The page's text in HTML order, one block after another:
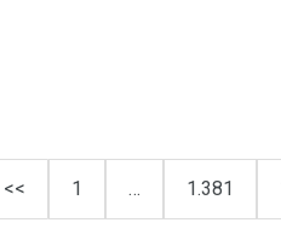
<< 1 … 1.381